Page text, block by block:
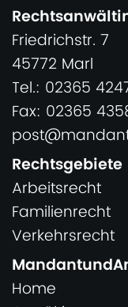
Friedrichstr. 7
45772 Marl
Tel.: 02365
Fax: 02365
Rechtsgebiete
Arbeitsrecht
Familienrecht
Verkehrsrecht
Home